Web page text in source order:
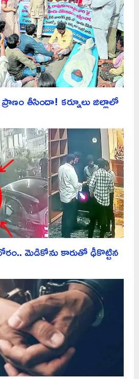
తీసిందా! కర్నూలు జిల్లాలో
మెడికోను కారుతో ఢీకొట్టిన